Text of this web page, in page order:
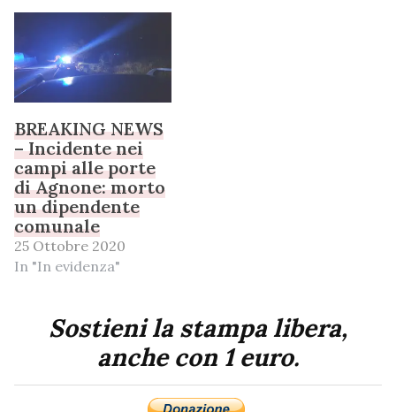
BREAKING NEWS
– Incidente nei
campi alle porte
di Agnone: morto
un dipendente
comunale
25 Ottobre 2020
In "In evidenza"
Sostieni la stampa libera,
anche con 1 euro.